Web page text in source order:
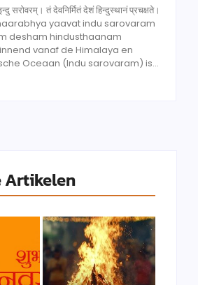
सरोवरम्। तं देवनिर्मितं देशं हिन्दुस्थानं प्रचक्षते।
yaavat indu sarovaram
desham hindusthaanam
vanaf de Himalaya en
Oceaan (Indu sarovaram) is...
Artikelen